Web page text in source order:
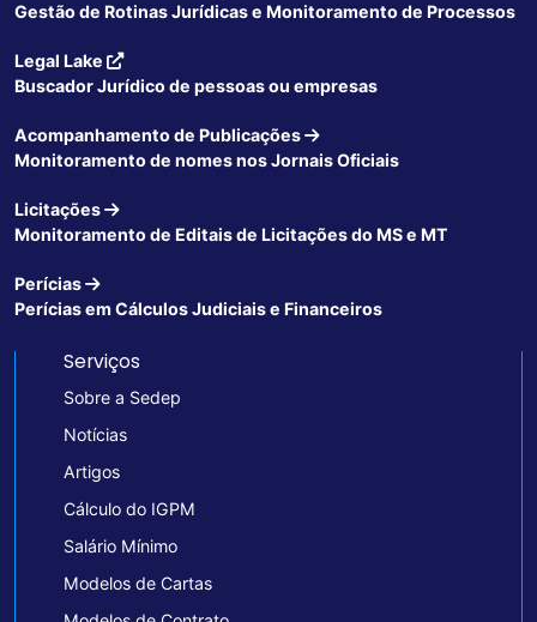
Gestão de Rotinas Jurídicas e Monitoramento de Processos
Legal Lake
Buscador Jurídico de pessoas ou empresas
Acompanhamento de Publicações
Monitoramento de nomes nos Jornais Oficiais
Licitações
Monitoramento de Editais de Licitações do MS e MT
Perícias
Perícias em Cálculos Judiciais e Financeiros
Serviços
Sobre a Sedep
Notícias
Artigos
Cálculo do IGPM
Salário Mínimo
Modelos de Cartas